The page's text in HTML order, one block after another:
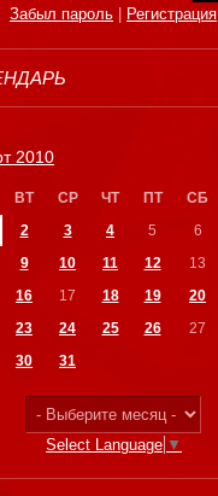
Забыл пароль
Регистрация
2010
ВТ СР ЧТ ПТ СБ
2 3 4 5 6
9 10 11 12 13
16 17 18 19 20
23 24 25 26 27
30 31
Select Language ▼